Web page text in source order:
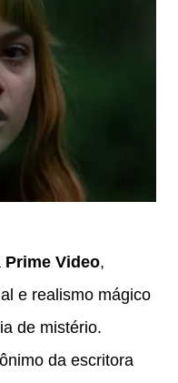
Prime Video,
e realismo mágico
de mistério.
da escritora